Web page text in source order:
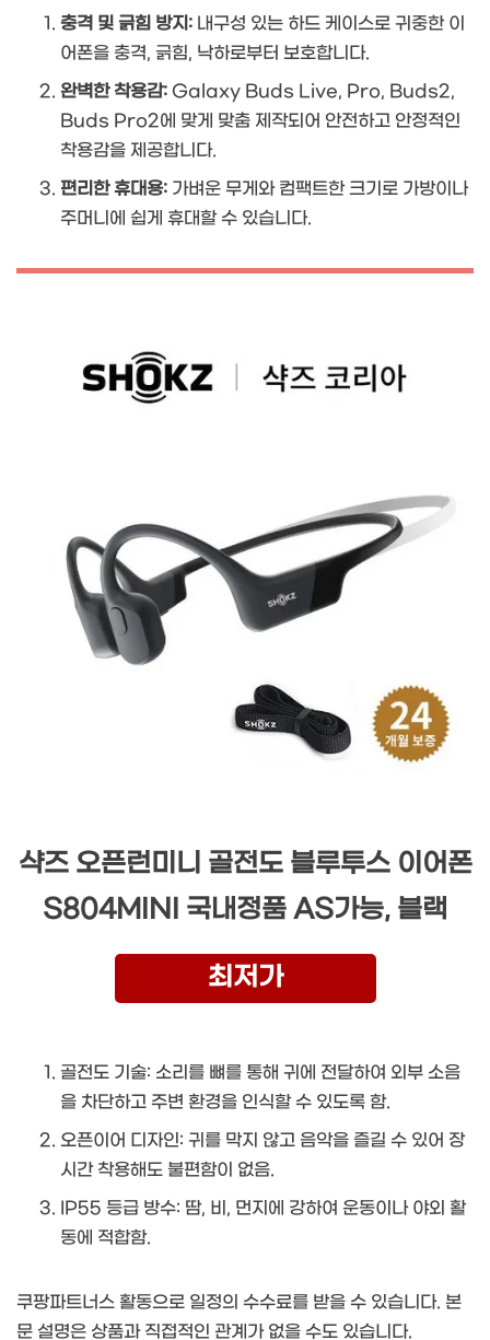
충격 및 긁힘 방지: 내구성 있는 하드 케이스로 귀중한 이
어폰을 충격, 긁힘, 낙하로부터 보호합니다.
완벽한 착용감: Galaxy Buds Live, Pro, Buds2,
Buds Pro2에 맞게 맞춤 제작되어 안전하고 안정적인
착용감을 제공합니다.
편리한 휴대용: 가벼운 무게와 컴팩트한 크기로 가방이나
주머니에 쉽게 휴대할 수 있습니다.
샥즈 오픈런미니 골전도 블루투스 이어폰
S804MINI 국내정품 AS가능, 블랙
최저가
골전도 기술: 소리를 뼈를 통해 귀에 전달하여 외부 소음
을 차단하고 주변 환경을 인식할 수 있도록 함.
오픈이어 디자인: 귀를 막지 않고 음악을 즐길 수 있어 장
시간 착용해도 불편함이 없음.
IP55 등급 방수: 땀, 비, 먼지에 강하여 운동이나 야외 활
동에 적합함.
쿠팡파트너스 활동으로 일정의 수수료를 받을 수 있습니다. 본
문 설명은 상품과 직접적인 관계가 없을 수도 있습니다.